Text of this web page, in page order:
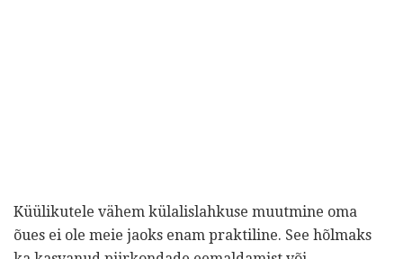
Küülikutele vähem külalislahkuse muutmine oma
õues ei ole meie jaoks enam praktiline. See hõlmaks